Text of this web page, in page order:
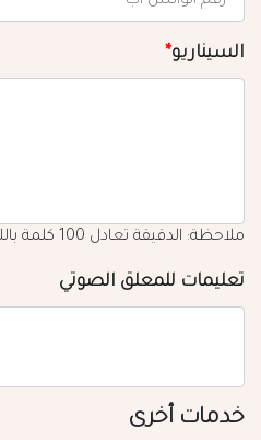
السيناريو*
ملاحظة: الدقيقة تعادل 100 كلمة باللغة العربية
تعليمات للمعلق الصوتي
خدمات أخرى